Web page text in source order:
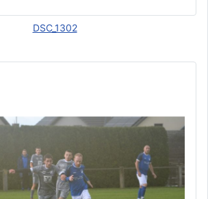
DSC_1302